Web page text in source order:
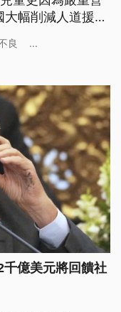
幅削減人道援助
良 ...
千億美元將回饋社